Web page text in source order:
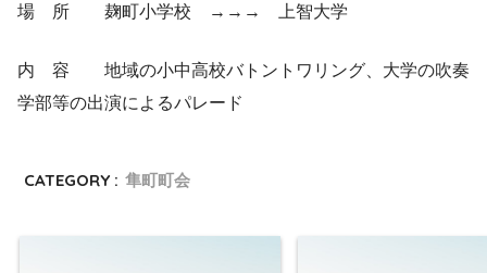
場 所 麹町小学校 →→→ 上智大学
内 容 地域の小中高校バトントワリング、大学の吹奏
学部等の出演によるパレード
CATEGORY : 隼町町会